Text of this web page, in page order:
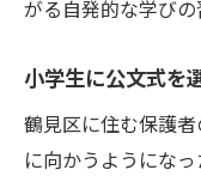
がる自発的な学びの
小学生に公文式を
鶴見区に住む保護
に向かうようにな